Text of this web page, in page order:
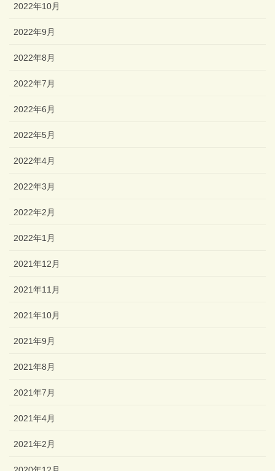
2022年10月
2022年9月
2022年8月
2022年7月
2022年6月
2022年5月
2022年4月
2022年3月
2022年2月
2022年1月
2021年12月
2021年11月
2021年10月
2021年9月
2021年8月
2021年7月
2021年4月
2021年2月